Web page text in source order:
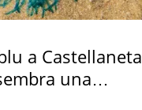
a Castellaneta
una